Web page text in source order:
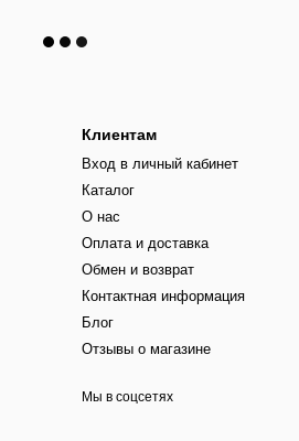
Клиентам
Вход в личный кабинет
Каталог
О нас
Оплата и доставка
Обмен и возврат
Контактная информация
Блог
Отзывы о магазине
Мы в соцсетях